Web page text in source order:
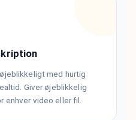
med hurtig
Giver øjeblikkelig
enhver video eller fil.